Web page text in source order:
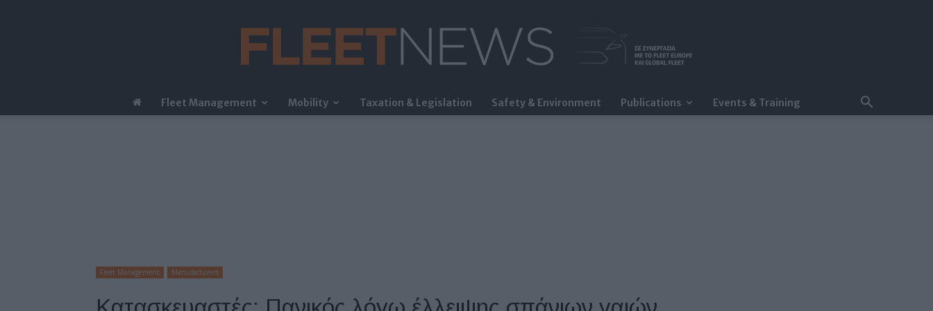
FleetNews
Fleet Management Mobility Taxation & Legislation Safety & Environment Publications Events & Training
Fleet Management Manufacturers